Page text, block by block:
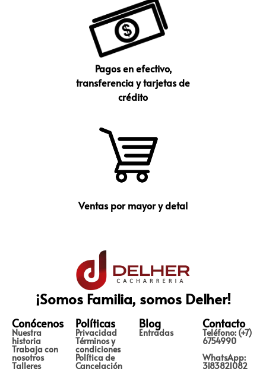
Pagos en efectivo,
transferencia y tarjetas de
crédito
Ventas por mayor y detal
¡Somos Familia, somos Delher!
Conócenos
Nuestra
historia
Trabaja con
nosotros
Talleres
Políticas
Privacidad
Términos y
condiciones
Política de
Cancelación
Blog
Entradas
Contacto
Teléfono: (+7)
6754990
WhatsApp:
3183821082